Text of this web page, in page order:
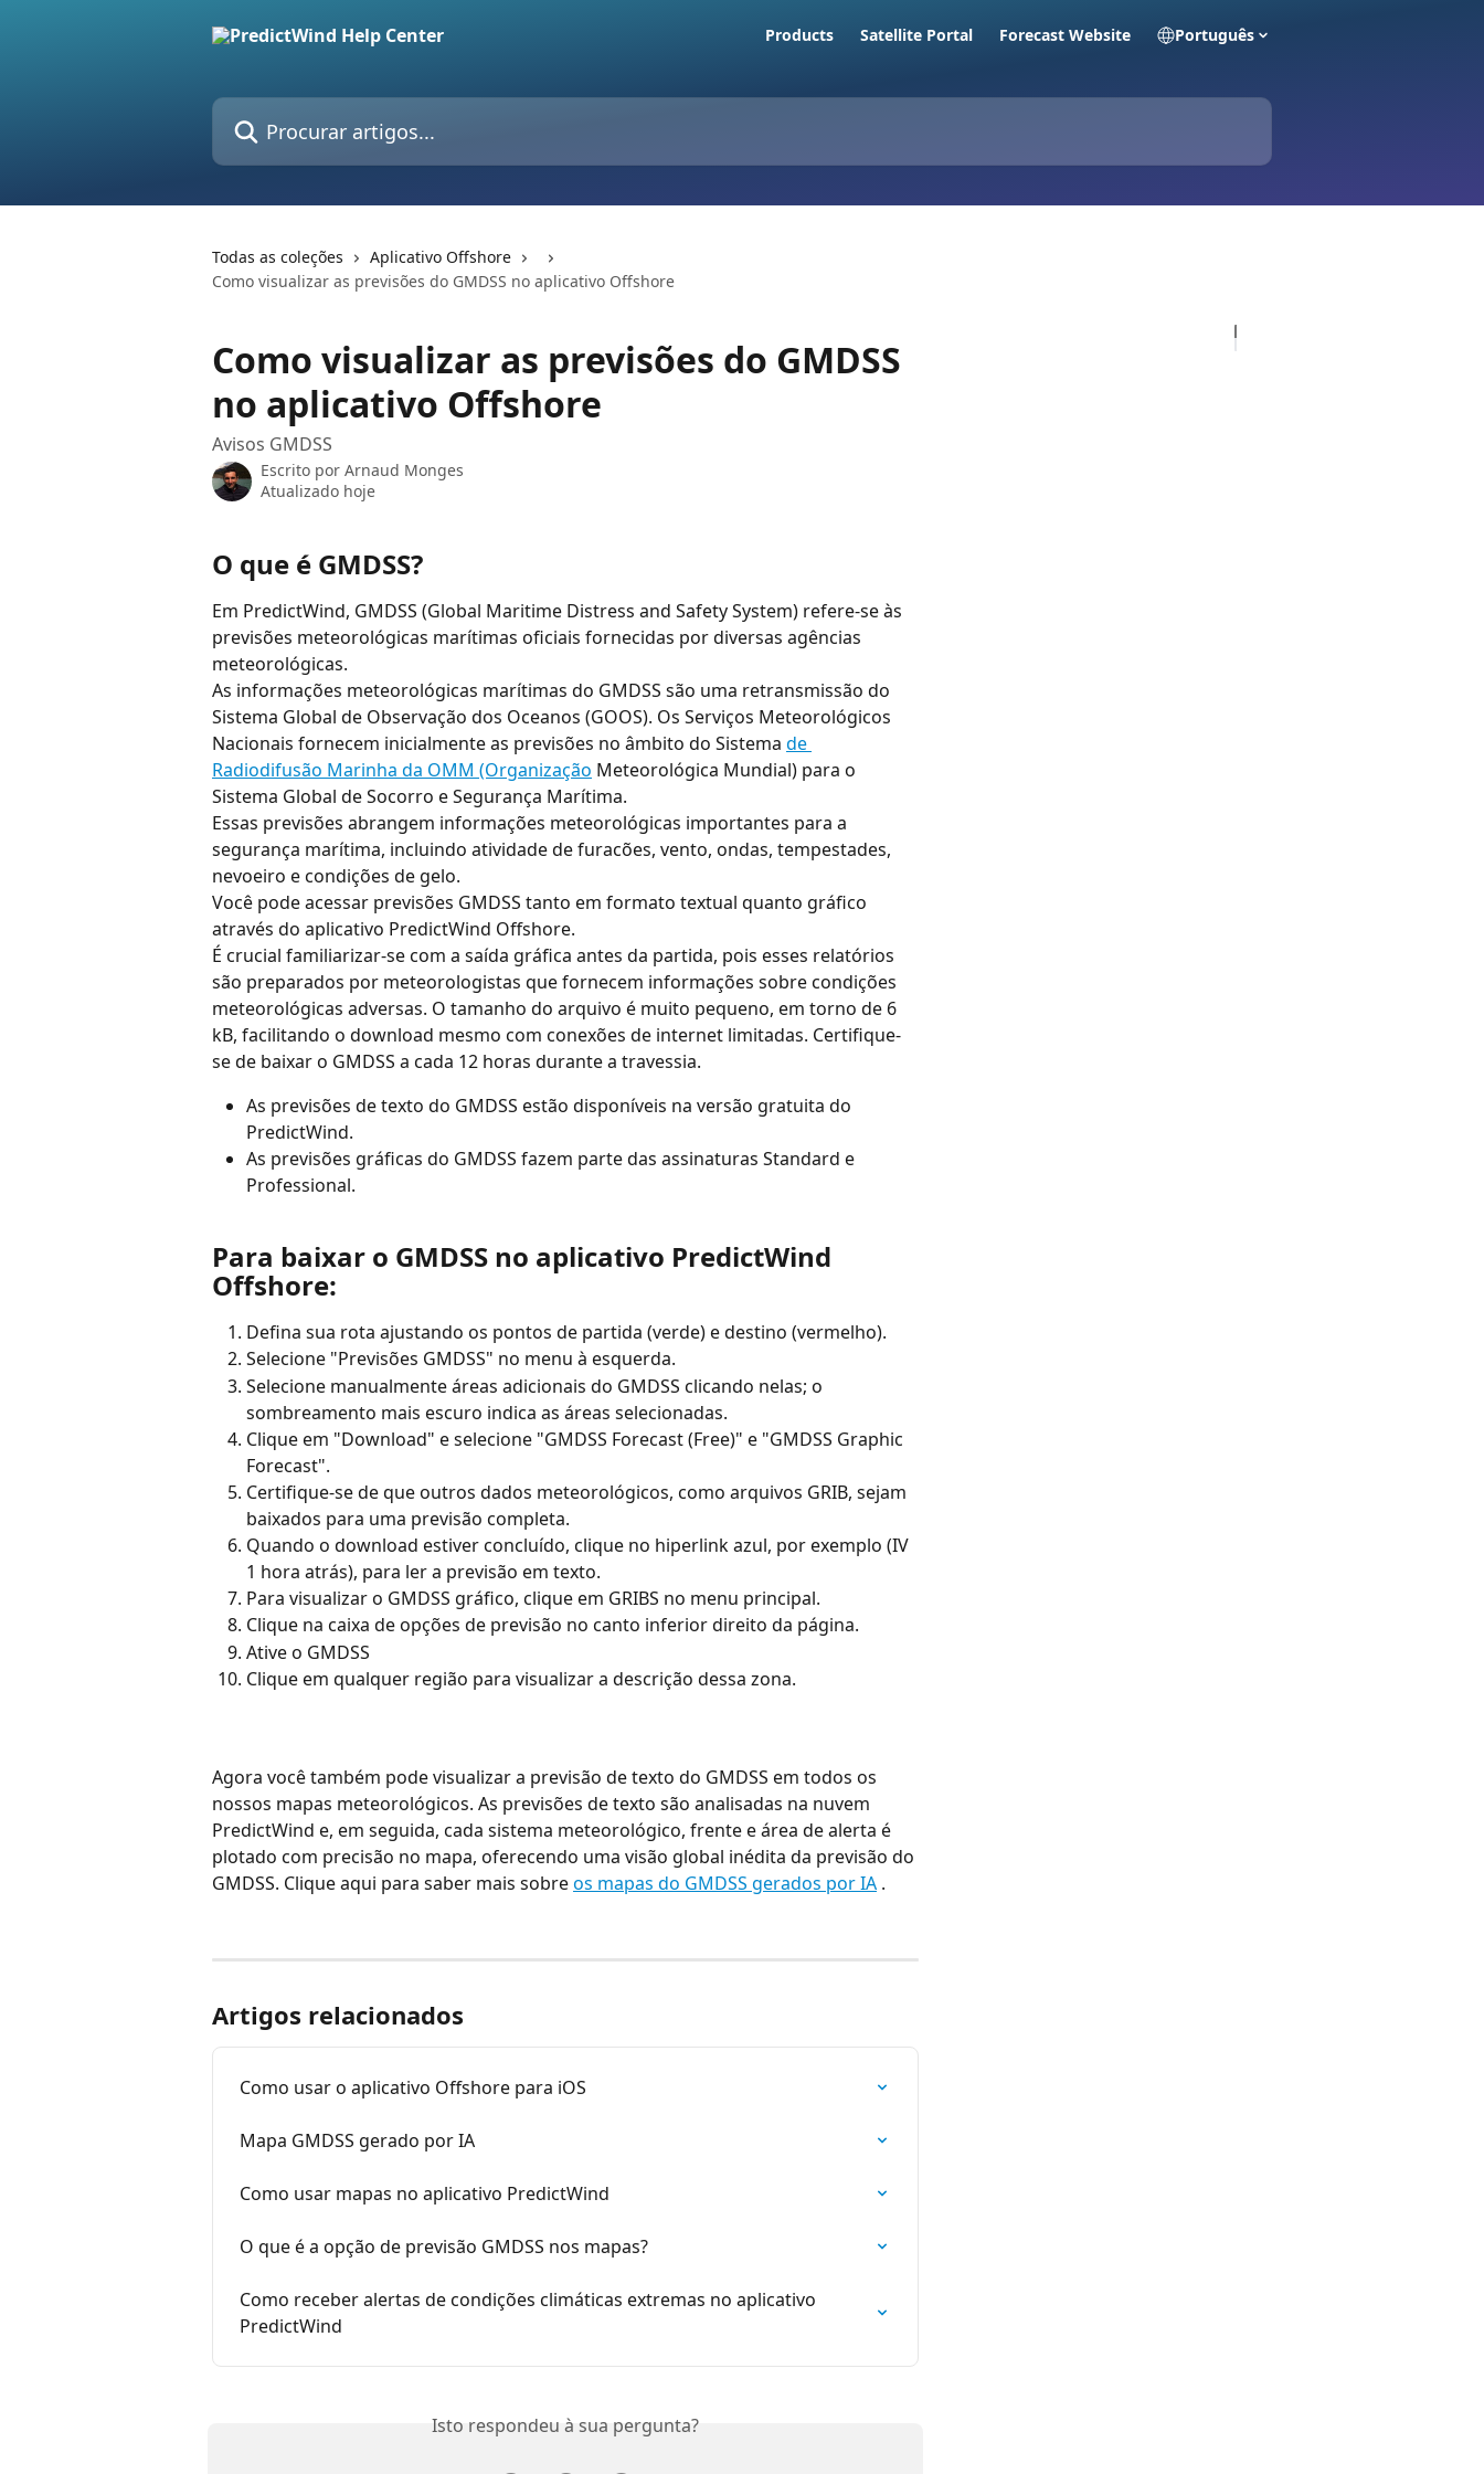
Products Satellite Portal Forecast Website Português
Procurar artigos...
Todas as coleções
Aplicativo Offshore
Como visualizar as previsões do GMDSS no aplicativo Offshore
Como visualizar as previsões do GMDSS
no aplicativo Offshore
Avisos GMDSS
Escrito por Arnaud Monges
Atualizado hoje
O que é GMDSS?
Em PredictWind, GMDSS (Global Maritime Distress and Safety System) refere-se às
previsões meteorológicas marítimas oficiais fornecidas por diversas agências
meteorológicas.
As informações meteorológicas marítimas do GMDSS são uma retransmissão do
Sistema Global de Observação dos Oceanos (GOOS). Os Serviços Meteorológicos
Nacionais fornecem inicialmente as previsões no âmbito do Sistema de
Radiodifusão Marinha da OMM (Organização Meteorológica Mundial) para o
Sistema Global de Socorro e Segurança Marítima.
Essas previsões abrangem informações meteorológicas importantes para a
segurança marítima, incluindo atividade de furacões, vento, ondas, tempestades,
nevoeiro e condições de gelo.
Você pode acessar previsões GMDSS tanto em formato textual quanto gráfico
através do aplicativo PredictWind Offshore.
É crucial familiarizar-se com a saída gráfica antes da partida, pois esses relatórios
são preparados por meteorologistas que fornecem informações sobre condições
meteorológicas adversas. O tamanho do arquivo é muito pequeno, em torno de 6
kB, facilitando o download mesmo com conexões de internet limitadas. Certifique-
se de baixar o GMDSS a cada 12 horas durante a travessia.
As previsões de texto do GMDSS estão disponíveis na versão gratuita do
PredictWind.
As previsões gráficas do GMDSS fazem parte das assinaturas Standard e
Professional.
Para baixar o GMDSS no aplicativo PredictWind
Offshore:
Defina sua rota ajustando os pontos de partida (verde) e destino (vermelho).
Selecione "Previsões GMDSS" no menu à esquerda.
Selecione manualmente áreas adicionais do GMDSS clicando nelas; o
sombreamento mais escuro indica as áreas selecionadas.
Clique em "Download" e selecione "GMDSS Forecast (Free)" e "GMDSS Graphic
Forecast".
Certifique-se de que outros dados meteorológicos, como arquivos GRIB, sejam
baixados para uma previsão completa.
Quando o download estiver concluído, clique no hiperlink azul, por exemplo (IV
1 hora atrás), para ler a previsão em texto.
Para visualizar o GMDSS gráfico, clique em GRIBS no menu principal.
Clique na caixa de opções de previsão no canto inferior direito da página.
Ative o GMDSS
Clique em qualquer região para visualizar a descrição dessa zona.
Agora você também pode visualizar a previsão de texto do GMDSS em todos os
nossos mapas meteorológicos. As previsões de texto são analisadas na nuvem
PredictWind e, em seguida, cada sistema meteorológico, frente e área de alerta é
plotado com precisão no mapa, oferecendo uma visão global inédita da previsão do
GMDSS. Clique aqui para saber mais sobre os mapas do GMDSS gerados por IA .
Artigos relacionados
Como usar o aplicativo Offshore para iOS
Mapa GMDSS gerado por IA
Como usar mapas no aplicativo PredictWind
O que é a opção de previsão GMDSS nos mapas?
Como receber alertas de condições climáticas extremas no aplicativo
PredictWind
Isto respondeu à sua pergunta?